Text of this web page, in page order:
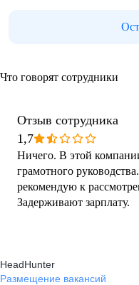
Что говорят сотрудники
Отзыв сотрудника
1,7
Ничего. В этой
грамотного
рекомендую к
Задерживают зарплату.
HeadHunter
Размещение вакансий